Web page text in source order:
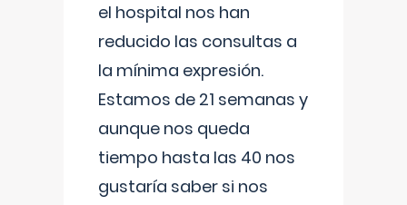
el hospital nos han
reducido las consultas a
la mínima expresión.
Estamos de 21 semanas y
aunque nos queda
tiempo hasta las 40 nos
gustaría saber si nos